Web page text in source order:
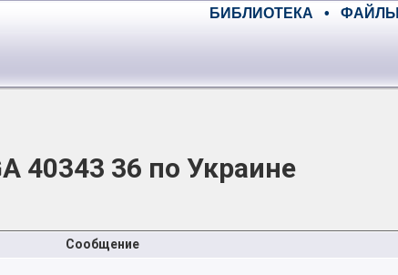
БИБЛИОТЕКА • ФАЙЛЫ
40343 36 по Украине
Сообщение